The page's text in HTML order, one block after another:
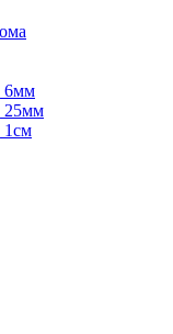
6мм
25мм
1см